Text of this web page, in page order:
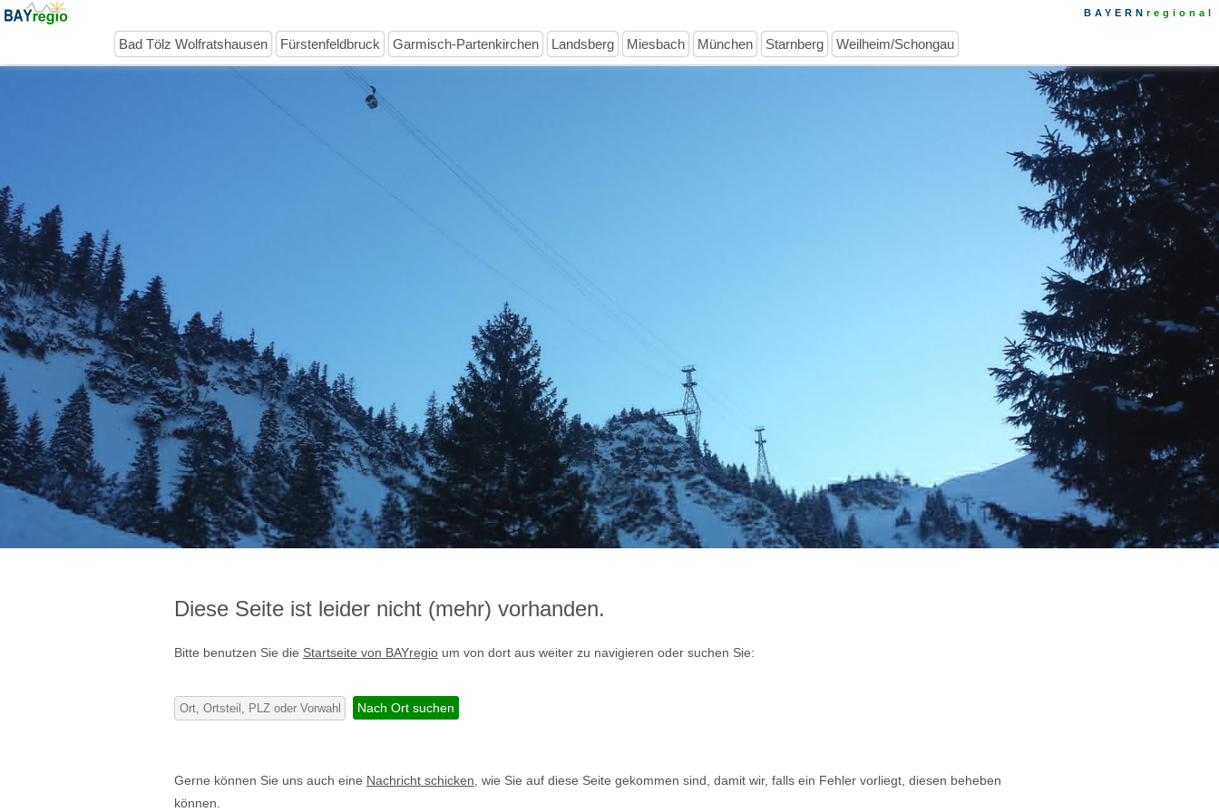
BAYERN regional
Bad Tölz Wolfratshausen Fürstenfeldbruck Garmisch-Partenkirchen Landsberg Miesbach München Starnberg Weilheim/Schongau
Diese Seite ist leider nicht (mehr) vorhanden.
Bitte benutzen Sie die Startseite von BAYregio um von dort aus weiter zu navigieren oder suchen Sie:
Gerne können Sie uns auch eine Nachricht schicken, wie Sie auf diese Seite gekommen sind, damit wir, falls ein Fehler vorliegt, diesen beheben
können.